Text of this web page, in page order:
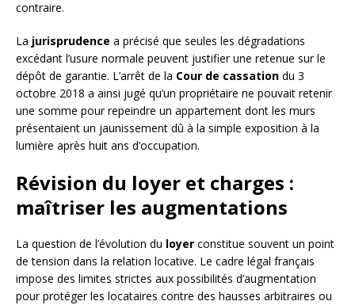
contraire.
La jurisprudence a précisé que seules les dégradations
excédant l’usure normale peuvent justifier une retenue sur le
dépôt de garantie. L’arrêt de la Cour de cassation du 3
octobre 2018 a ainsi jugé qu’un propriétaire ne pouvait retenir
une somme pour repeindre un appartement dont les murs
présentaient un jaunissement dû à la simple exposition à la
lumière après huit ans d’occupation.
Révision du loyer et charges :
maîtriser les augmentations
La question de l’évolution du loyer constitue souvent un point
de tension dans la relation locative. Le cadre légal français
impose des limites strictes aux possibilités d’augmentation
pour protéger les locataires contre des hausses arbitraires ou